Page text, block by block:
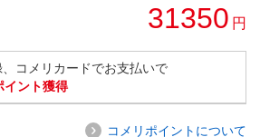
31350 円
コメリカードでお支払いで
イント獲得
コメリポイントについて